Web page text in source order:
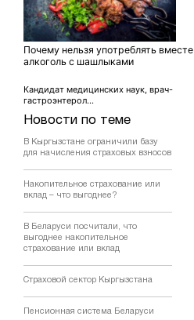
Новости по теме
В Кыргызстане ограничили базу
для начисления страховых взносов
Накопительное страхование или
вклад – что выгоднее?
В Беларуси посчитали, что
выгоднее накопительное
страхование или вклад
Страховой сектор Кыргызстана
Пенсионная система Беларуси
Почему нельзя употреблять вместе
алкоголь с шашлыками
Кандидат медицинских наук, врач-
гастроэнтерол...